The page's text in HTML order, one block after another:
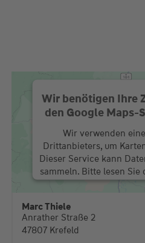
Wir benötigen Ihre
den Google Maps-
Wir verwenden
Drittanbieters, um
Dieser Service kann
sammeln. Bitte lesen
stimmen Sie der
diese Karte
Mehr
Marc Thiele
Anrather Straße 2
47807 Krefeld